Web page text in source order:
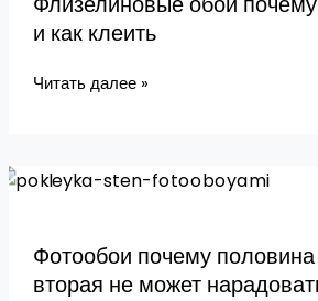
и как клеить
их
выбирают
как
Читать далее »
Фотообои почему
вторая не может
Фотообои
жалеет,
а